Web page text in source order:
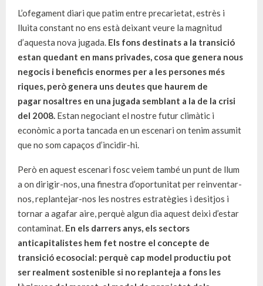
L’ofegament diari que patim entre precarietat, estrès i
lluita constant no ens està deixant veure la magnitud
d’aquesta nova jugada. Els fons destinats a la transició
estan quedant en mans privades, cosa que genera nous
negocis i beneficis enormes per a les persones més
riques, però genera uns deutes que haurem de
pagar nosaltres en una jugada semblant a la de la crisi
del 2008. Estan negociant el nostre futur climàtic i
econòmic a porta tancada en un escenari on tenim assumit
que no som capaços d’incidir-hi.
Però en aquest escenari fosc veiem també un punt de llum
a on dirigir-nos, una finestra d’oportunitat per reinventar-
nos, replantejar-nos les nostres estratègies i desitjos i
tornar a agafar aire, perquè algun dia aquest deixi d’estar
contaminat. En els darrers anys, els sectors
anticapitalistes hem fet nostre el concepte de
transició ecosocial: perquè cap model productiu pot
ser realment sostenible si no replanteja a fons les